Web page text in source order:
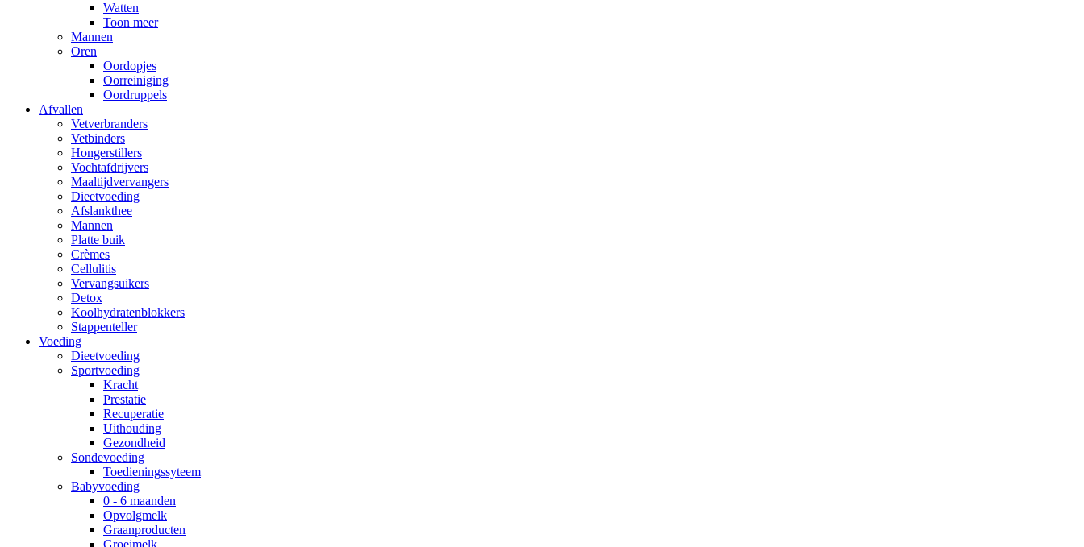
Watten
Toon meer
Mannen
Oren
Oordopjes
Oorreiniging
Oordruppels
Afvallen
Vetverbranders
Vetbinders
Hongerstillers
Vochtafdrijvers
Maaltijdvervangers
Dieetvoeding
Afslankthee
Mannen
Platte buik
Crèmes
Cellulitis
Vervangsuikers
Detox
Koolhydratenblokkers
Stappenteller
Voeding
Dieetvoeding
Sportvoeding
Kracht
Prestatie
Recuperatie
Uithouding
Gezondheid
Sondevoeding
Toedieningssyteem
Babyvoeding
0 - 6 maanden
Opvolgmelk
Graanproducten
Groeimelk